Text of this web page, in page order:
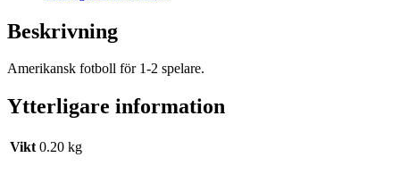
Beskrivning
Amerikansk fotboll för 1-2 spelare.
Ytterligare information
Vikt 0.20 kg